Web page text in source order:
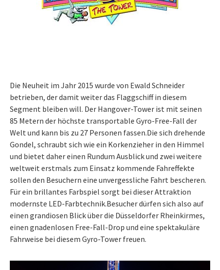
Die Neuheit im Jahr 2015 wurde von Ewald Schneider
betrieben, der damit weiter das Flaggschiff in diesem
Segment bleiben will. Der Hangover-Tower ist mit seinen
85 Metern der höchste transportable Gyro-Free-Fall der
Welt und kann bis zu 27 Personen fassen.Die sich drehende
Gondel, schraubt sich wie ein Korkenzieher in den Himmel
und bietet daher einen Rundum Ausblick und zwei weitere
weltweit erstmals zum Einsatz kommende Fahreffekte
sollen den Besuchern eine unvergessliche Fahrt bescheren.
Für ein brillantes Farbspiel sorgt bei dieser Attraktion
modernste LED-Farbtechnik.Besucher dürfen sich also auf
einen grandiosen Blick über die Düsseldorfer Rheinkirmes,
einen gnadenlosen Free-Fall-Drop und eine spektakuläre
Fahrweise bei diesem Gyro-Tower freuen.